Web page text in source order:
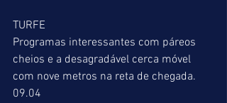
TURFE
Programas interessantes com páreos
cheios e a desagradável cerca móvel
com nove metros na reta de chegada.
09.04